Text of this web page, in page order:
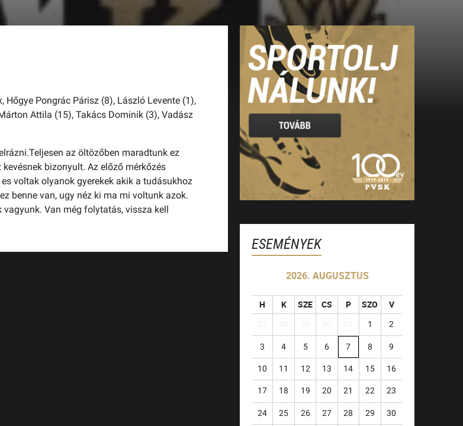
Hőgye Pongrác Párisz (8), László Levente (1),
Attila (15), Takács Dominik (3), Vadász
az öltözőben maradtunk ez
bizonyult. Az előző mérkőzés
voltak olyanok gyerekek akik a tudásukhoz
benne van, ugy néz ki ma mi voltunk azok.
Van még folytatás, vissza kell
ESEMÉNYEK
2026. AUGUSZTUS
H K SZE CS P SZO V
1 2
3 4 5 6 7 8 9
10 11 12 13 14 15 16
17 18 19 20 21 22 23
24 25 26 27 28 29 30